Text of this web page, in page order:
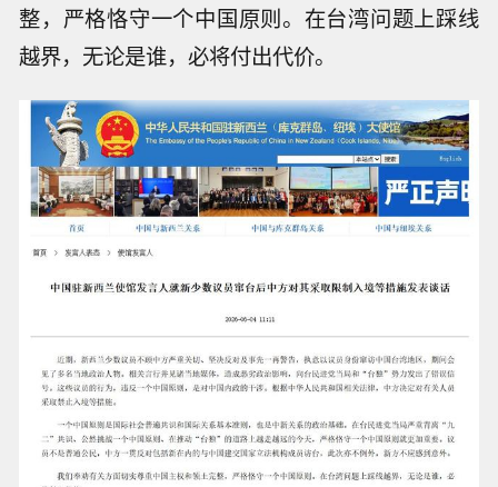
整，严格恪守一个中国原则。在台湾问题上踩线
越界，无论是谁，必将付出代价。